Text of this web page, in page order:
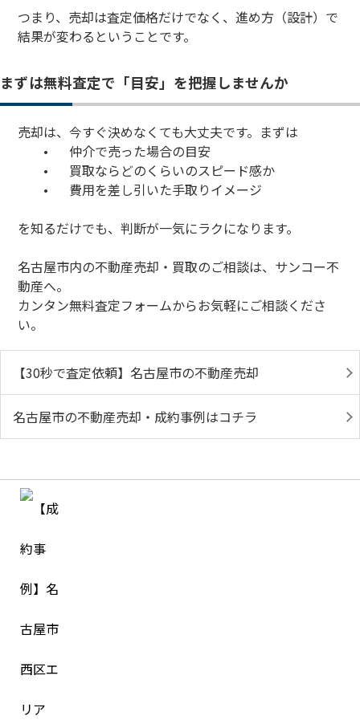
つまり、売却は査定価格だけでなく、進め方（設計）で
結果が変わるということです。
まずは無料査定で「目安」を把握しませんか
売却は、今すぐ決めなくても大丈夫です。まずは
•
仲介で売った場合の目安
•
買取ならどのくらいのスピード感か
•
費用を差し引いた手取りイメージ
を知るだけでも、判断が一気にラクになります。
名古屋市内の不動産売却・買取のご相談は、サンコー不
動産へ。
カンタン無料査定フォームからお気軽にご相談くださ
い。
【30秒で査定依頼】名古屋市の不動産売却
名古屋市の不動産売却・成約事例はコチラ